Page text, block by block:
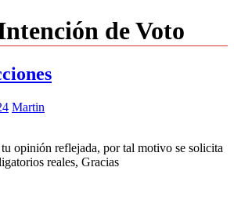
de Voto
Martin
tu opinión reflejada, por tal motivo se solicita
reales, Gracias